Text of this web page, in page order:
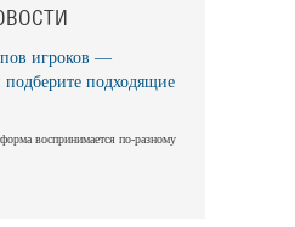
игроков —
подберите подходящие
воспринимается по-разному